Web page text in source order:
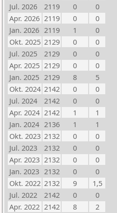
Jul. 2026
2119 0
0
Apr. 2026 2119 0
0
Jan. 2026 2119 1
0
Okt. 2025 2129 0
0
Jul. 2025
2129 0
0
Apr. 2025 2129 0
0
Jan. 2025 2129 8
5
Okt. 2024 2142 0
0
Jul. 2024
2142 0
0
Apr. 2024 2142 1
1
Jan. 2024 2136 1
1
Okt. 2023 2132 0
0
Jul. 2023
2132 0
0
Apr. 2023 2132 0
0
Jan. 2023 2132 0
0
Okt. 2022 2132 9
1,5
Jul. 2022
2142 0
0
Apr. 2022 2142 8
2